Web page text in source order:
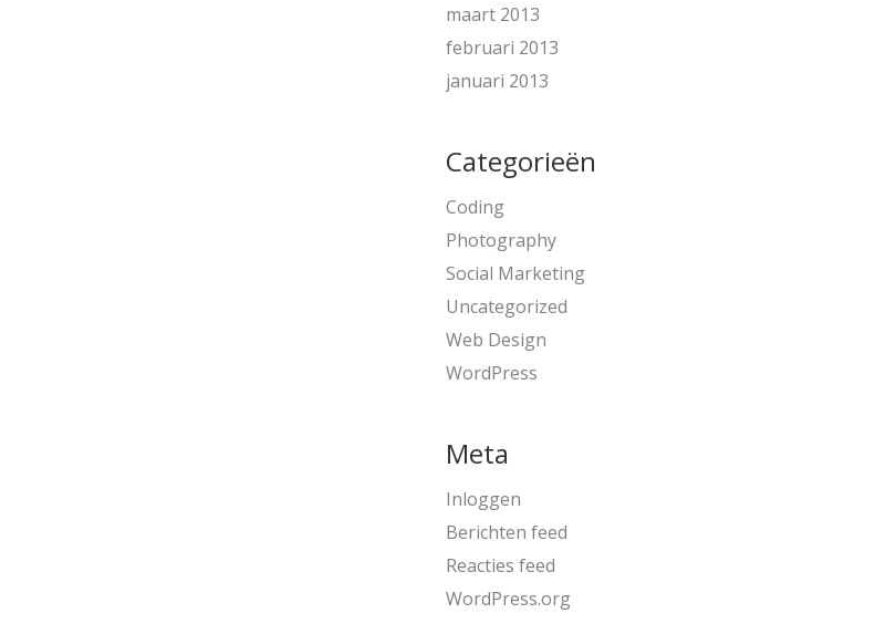
maart 2013
februari 2013
januari 2013
Categorieën
Coding
Photography
Social Marketing
Uncategorized
Web Design
WordPress
Meta
Inloggen
Berichten feed
Reacties feed
WordPress.org